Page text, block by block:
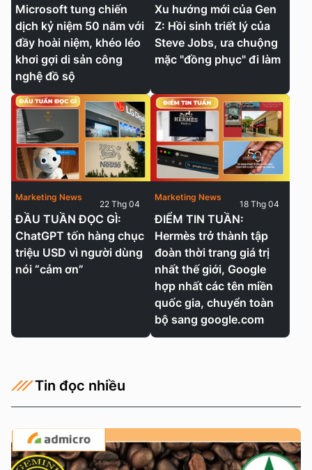
Microsoft tung chiến
dịch kỷ niệm 50 năm với
đầy hoài niệm, khéo léo
khơi gợi di sản công
nghệ đồ sộ
Xu hướng mới của Gen
Z: Hồi sinh triết lý của
Steve Jobs, ưa chuộng
mặc "đồng phục" đi làm
ĐẦU TUẦN ĐỌC GÌ:
ChatGPT tốn hàng chục
triệu USD vì người dùng
nói “cảm ơn”
Marketing News
22 Thg 04
ĐIỂM TIN TUẦN:
Hermès trở thành tập
đoàn thời trang giá trị
nhất thế giới, Google
hợp nhất các tên miền
quốc gia, chuyển toàn
bộ sang google.com
Marketing News
18 Thg 04
Tin đọc nhiều